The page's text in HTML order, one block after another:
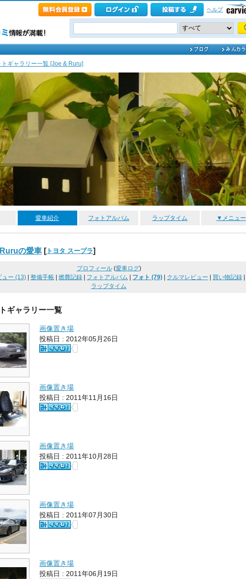
ヘルプ
トギャラリー一覧 [Joe & Ruru]
愛車紹介 フォトアルバム ラップタイム ▼メニュー
の愛車 [ トヨタ スープラ]
プロフィール(愛車ログ)
ュー (13)
整備手帳 燃費記録 フォトアルバム フォト (79) クルマレビュー 買い物記録
ラップタイム
ギャラリー一覧
画像置き場
投稿日 : 2012年05月26日
画像置き場
投稿日 : 2011年11月16日
画像置き場
投稿日 : 2011年10月28日
画像置き場
投稿日 : 2011年07月30日
画像置き場
投稿日 : 2011年06月19日